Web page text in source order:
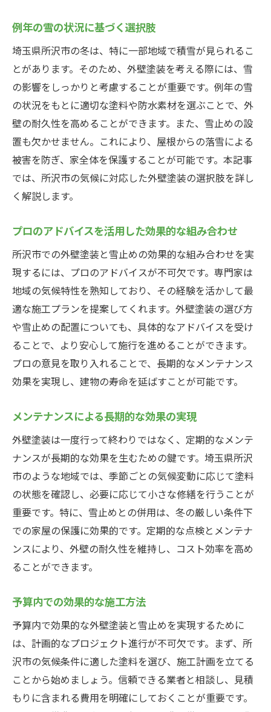
で冬の準備を
冬に備えるための外壁メンテナンスの重要
性
雪止めがもたらす実際の効果と事例
冬季対策を考慮した長期的な計画
地元業者の知識を活用した準備
安心できる冬の住生活を実現する方法
具体的なメンテナンススケジュールの立て
の秘訣
所沢市の四季に対応した塗料の特徴
紫外線対策が重要な理由
防カビ・防汚機能付きの塗料選び
塗料メーカーからのおすすめ情報
施工後のアフターケアのポイント
長寿命を実現するための定期的な塗り替え
雪止めで冬の被害を軽減するための外壁塗装の
ポイント
雪止め設置による具体的な効果
想定外の積雪への備え
建物全体の耐久性を考慮した選択
実際の使用事例とその教訓
定期的な点検とメンテナンスの重要性
外壁塗装と雪止めで実現するコストを抑えた住
まいの保護
コストを抑えた外壁塗装のポイント
DIYとプロ施工の比較
予算内で最適な選択をするための工夫
効果的なメンテナンスで資産価値を守る
例年の雪の状況に基づく選択肢
埼玉県所沢市の冬は、特に一部地域で積雪が見られるこ
とがあります。そのため、外壁塗装を考える際には、雪
の影響をしっかりと考慮することが重要です。例年の雪
の状況をもとに適切な塗料や防水素材を選ぶことで、外
壁の耐久性を高めることができます。また、雪止めの設
置も欠かせません。これにより、屋根からの落雪による
被害を防ぎ、家全体を保護することが可能です。本記事
では、所沢市の気候に対応した外壁塗装の選択肢を詳し
く解説します。
プロのアドバイスを活用した効果的な組み合わせ
所沢市での外壁塗装と雪止めの効果的な組み合わせを実
現するには、プロのアドバイスが不可欠です。専門家は
地域の気候特性を熟知しており、その経験を活かして最
適な施工プランを提案してくれます。外壁塗装の選び方
や雪止めの配置についても、具体的なアドバイスを受け
ることで、より安心して施行を進めることができます。
プロの意見を取り入れることで、長期的なメンテナンス
効果を実現し、建物の寿命を延ばすことが可能です。
メンテナンスによる長期的な効果の実現
外壁塗装は一度行って終わりではなく、定期的なメンテ
ナンスが長期的な効果を生むための鍵です。埼玉県所沢
市のような地域では、季節ごとの気候変動に応じて塗料
の状態を確認し、必要に応じて小さな修繕を行うことが
重要です。特に、雪止めとの併用は、冬の厳しい条件下
での家屋の保護に効果的です。定期的な点検とメンテナ
ンスにより、外壁の耐久性を維持し、コスト効率を高め
ることができます。
予算内での効果的な施工方法
予算内で効果的な外壁塗装と雪止めを実現するために
は、計画的なプロジェクト進行が不可欠です。まず、所
沢市の気候条件に適した塗料を選び、施工計画を立てる
ことから始めましょう。信頼できる業者と相談し、見積
もりに含まれる費用を明確にしておくことが重要です。